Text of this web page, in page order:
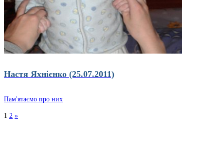
Настя Яхнієнко (25.07.2011)
Пам'ятаємо про них
1 2 »